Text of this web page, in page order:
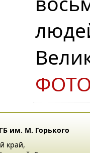
им. М. Горького
край,